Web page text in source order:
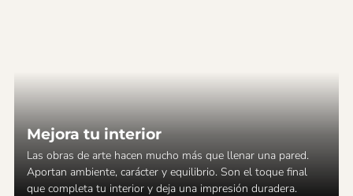
Mejora tu interior
Las obras de arte hacen mucho más que llenar una pared.
Aportan ambiente, carácter y equilibrio. Son el toque final
que completa tu interior y deja una impresión duradera.